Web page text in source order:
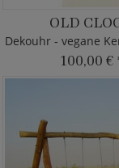
OLD
Dekouhr - vegane
100,00 €